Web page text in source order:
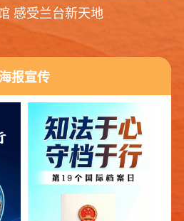
感受兰台新天地
海报宣传